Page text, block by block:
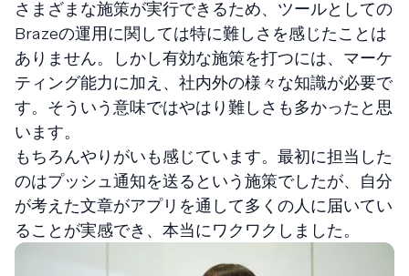
さまざまな施策が実行できるため、ツールとしての
Brazeの運用に関しては特に難しさを感じたことは
ありません。しかし有効な施策を打つには、マーケ
ティング能力に加え、社内外の様々な知識が必要で
す。そういう意味ではやはり難しさも多かったと思
います。
もちろんやりがいも感じています。最初に担当した
のはプッシュ通知を送るという施策でしたが、自分
が考えた文章がアプリを通して多くの人に届いてい
ることが実感でき、本当にワクワクしました。